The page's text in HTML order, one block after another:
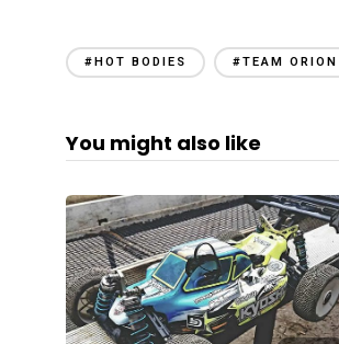
#HOT BODIES #TEAM ORION
You might also like